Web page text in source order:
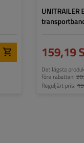
159,19
Det lägsta
före rabatten:
Reguljärt pris: